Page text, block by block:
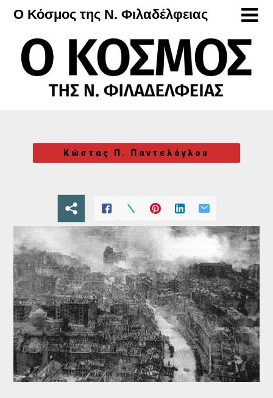
Μετάβαση
περιεχόμενο
Ο Κόσμος της Ν. Φιλαδέλφειας
Κώστας Π. Παντελόγλου